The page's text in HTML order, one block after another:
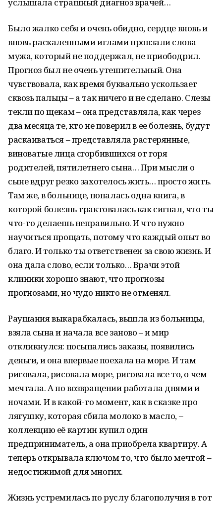
Было жалко себя и очень обидно, сердце вновь и
вновь раскаленными иглами пронзали слова
мужа, который не поддержал, не приободрил.
Прогноз был не очень утешительный. Она
чувствовала, как время буквально ускользает
сквозь пальцы – а так ничего и не сделано. Слезы
текли по щекам – она представляла, как через
два месяца те, кто не поверил в ее болезнь, будут
раскаиваться – представляла растерянные,
виноватые лица сгорбившихся от горя
родителей, пятилетнего сына… При мысли о
сыне вдруг резко захотелось жить… просто жить.
Там же, в больнице, попалась одна книга, в
которой болезнь трактовалась как сигнал, что ты
что-то делаешь неправильно. И что нужно
научиться прощать, потому что каждый опыт во
благо. И только ты ответственен за свою жизнь. И
она дала слово, если только… Врачи этой
клиники хорошо знают, что прогнозы
прогнозами, но чудо никто не отменял.
Раушания выкарабкалась, вышла из больницы,
взяла сына и начала все заново – и мир
откликнулся: посыпались заказы, появились
деньги, и она впервые поехала на море. И там
рисовала, рисовала море, рисовала все то, о чем
мечтала. А по возвращении работала днями и
ночами. И в какой-то момент, как в сказке про
лягушку, которая сбила молоко в масло, –
коллекцию её картин купил один
предприниматель, а она приобрела квартиру. А
теперь открывала ключом то, что было мечтой –
недостижимой для многих.
Жизнь устремилась по руслу благополучия в тот